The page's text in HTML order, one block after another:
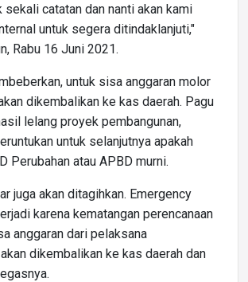
sekali catatan dan nanti akan kami
untuk segera ditindaklanjuti,"
Rabu 16 Juni 2021.
untuk sisa anggaran molor
dikembalikan ke kas daerah. Pagu
lelang proyek pembangunan,
untuk selanjutnya apakah
Perubahan atau APBD murni.
juga akan ditagihkan. Emergency
karena kematangan perencanaan
anggaran dari pelaksana
dikembalikan ke kas daerah dan